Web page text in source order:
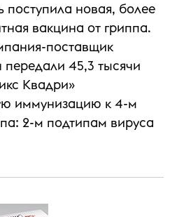
новая, более
вакцина от гриппа.
поставщик
45,3 тысячи
Квадри»
иммунизацию к 4-м
2-м подтипам вируса